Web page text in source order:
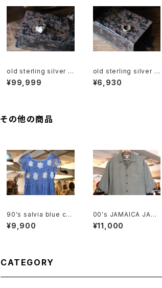
old sterling silver h
eart Ring
¥99,999
old sterling silver pi
nky Ring
¥6,930
その他の商品
90's salvia blue cro
chet babydoll Top
¥9,900
00's JAMAICA JAXX
navy-green jacquar
d silk Shirt
¥11,000
CATEGORY